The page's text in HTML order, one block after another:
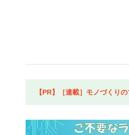
【PR】［連載］モノづくり